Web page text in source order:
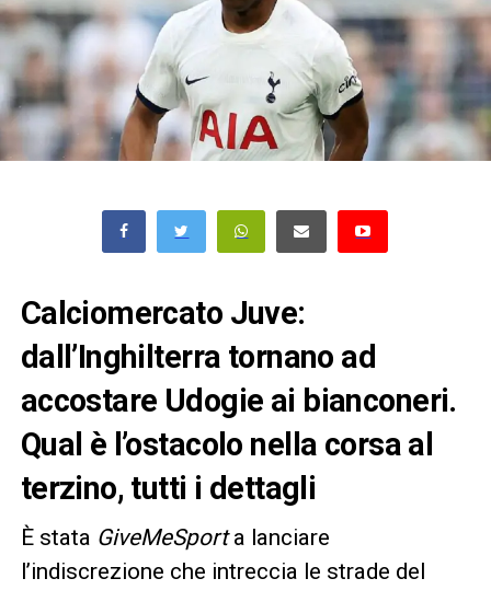
Calciomercato Juve:
dall’Inghilterra tornano ad
accostare Udogie ai bianconeri.
Qual è l’ostacolo nella corsa al
terzino, tutti i dettagli
È stata GiveMeSporta lanciare
l’indiscrezione che intreccia le strade del